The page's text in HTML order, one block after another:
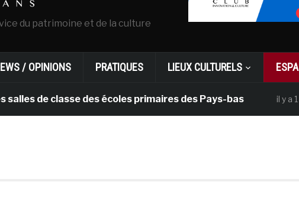
du patrimoine et de la culture
/ OPINIONS PRATIQUES LIEUX CULTURELS
classe des écoles primaires des Pays-bas il y a 1 mois